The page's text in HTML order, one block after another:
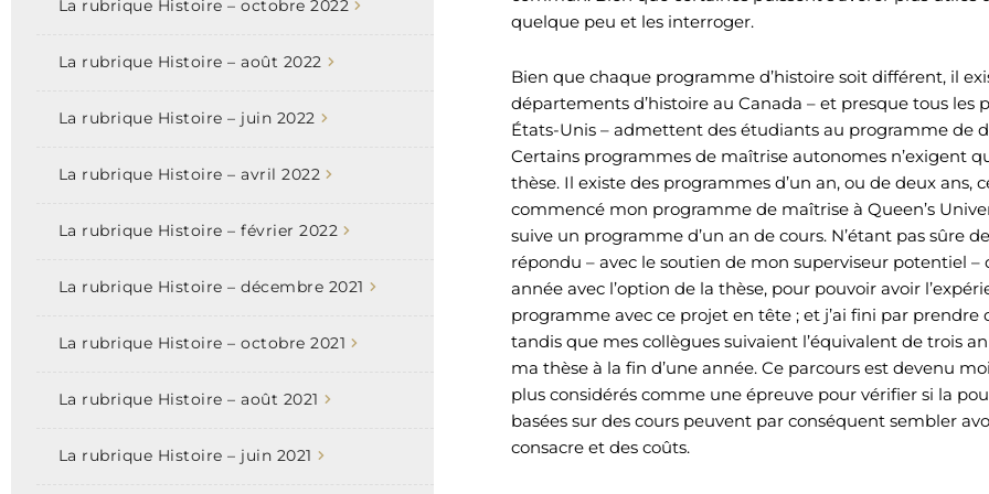
La rubrique Histoire – octobre 2022
La rubrique Histoire – août 2022
La rubrique Histoire – juin 2022
La rubrique Histoire – avril 2022
La rubrique Histoire – février 2022
La rubrique Histoire – décembre 2021
La rubrique Histoire – octobre 2021
La rubrique Histoire – août 2021
La rubrique Histoire – juin 2021
quelque peu et les interroger.
Bien que chaque programme d’histoire soit différent, il
départements d’histoire au Canada – et presque tous
États-Unis – admettent des étudiants au programme de
Certains programmes de maîtrise autonomes n’exigent
thèse. Il existe des programmes d’un an, ou de deux ans,
commencé mon programme de maîtrise à Queen’s
suive un programme d’un an de cours. N’étant pas sûre
répondu – avec le soutien de mon superviseur potentiel
année avec l’option de la thèse, pour pouvoir avoir
programme avec ce projet en tête ; et j’ai fini par prendre
tandis que mes collègues suivaient l’équivalent de trois
ma thèse à la fin d’une année. Ce parcours est devenu
plus considérés comme une épreuve pour vérifier si la
basées sur des cours peuvent par conséquent sembler
consacre et des coûts.